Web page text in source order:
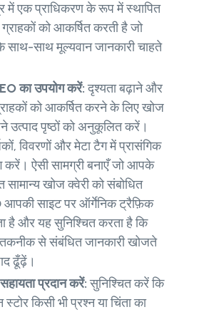
में एक प्राधिकरण के रूप में स्थापित
को आकर्षित करती है जो
साथ-साथ मूल्यवान जानकारी चाहते
का उपयोग करें:दृश्यता बढ़ाने और
को आकर्षित करने के लिए खोज
उत्पाद पृष्ठों को अनुकूलित करें।
विवरणों और मेटा टैग में प्रासंगिक
करें। ऐसी सामग्री बनाएँ जो आपके
सामान्य खोज क्वेरी को संबोधित
आपकी साइट पर ऑर्गेनिक ट्रैफ़िक
है और यह सुनिश्चित करता है कि
से संबंधित जानकारी खोजते
ढूँढ़ें।
प्रदान करें:सुनिश्चित करें कि
किसी भी प्रश्न या चिंता का